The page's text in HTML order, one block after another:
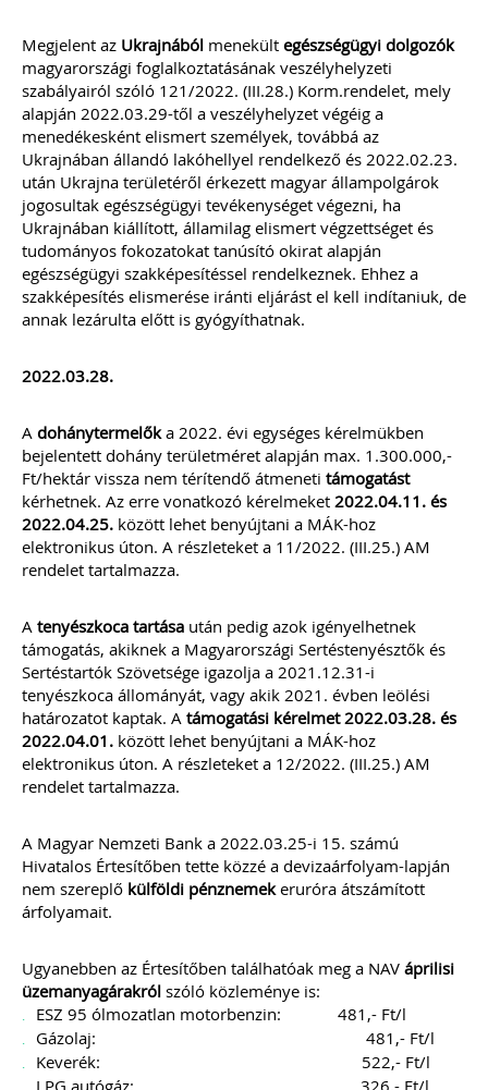
Megjelent az Ukrajnából menekült egészségügyi dolgozók
magyarországi foglalkoztatásának veszélyhelyzeti
szabályairól szóló 121/2022. (III.28.) Korm.rendelet, mely
alapján 2022.03.29-től a veszélyhelyzet végéig a
menedékesként elismert személyek, továbbá az
Ukrajnában állandó lakóhellyel rendelkező és 2022.02.23.
után Ukrajna területéről érkezett magyar állampolgárok
jogosultak egészségügyi tevékenységet végezni, ha
Ukrajnában kiállított, államilag elismert végzettséget és
tudományos fokozatokat tanúsító okirat alapján
egészségügyi szakképesítéssel rendelkeznek. Ehhez a
szakképesítés elismerése iránti eljárást el kell indítaniuk, de
annak lezárulta előtt is gyógyíthatnak.
2022.03.28.
A dohánytermelőka 2022. évi egységes kérelmükben
bejelentett dohány területméret alapján max. 1.300.000,-
Ft/hektár vissza nem térítendő átmeneti támogatást
kérhetnek. Az erre vonatkozó kérelmeket 2022.04.11. és
2022.04.25. között lehet benyújtani a MÁK-hoz
elektronikus úton. A részleteket a 11/2022. (III.25.) AM
rendelet tartalmazza.
A tenyészkoca tartása után pedig azok igényelhetnek
támogatás, akiknek a Magyarországi Sertéstenyésztők és
Sertéstartók Szövetsége igazolja a 2021.12.31-i
tenyészkoca állományát, vagy akik 2021. évben leölési
határozatot kaptak. A támogatási kérelmet 2022.03.28. és
2022.04.01. között lehet benyújtani a MÁK-hoz
elektronikus úton. A részleteket a 12/2022. (III.25.) AM
rendelet tartalmazza.
A Magyar Nemzeti Bank a 2022.03.25-i 15. számú
Hivatalos Értesítőben tette közzé a devizaárfolyam-lapján
nem szereplő külföldi pénznemekeruróra átszámított
árfolyamait.
Ugyanebben az Értesítőben találhatóak meg a NAV áprilisi
üzemanyagárakról szóló közleménye is:
ESZ 95 ólmozatlan motorbenzin: 481,- Ft/l
Gázolaj: 481,- Ft/l
Keverék: 522,- Ft/l
LPG autógáz: 326,- Ft/l